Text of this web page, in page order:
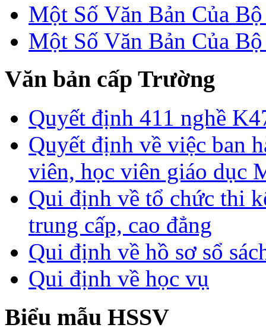
Một Số Văn Bản Của
Một Số Văn Bản Của
Văn bản cấp Trường
Quyết định 411 nghề
Quyết định về việc ban
viên, học viên giáo dục
Qui định về tổ chức thi
trung cấp, cao đẳng
Qui định về hồ sơ sổ
Qui định về học vụ
Biểu mẫu HSSV